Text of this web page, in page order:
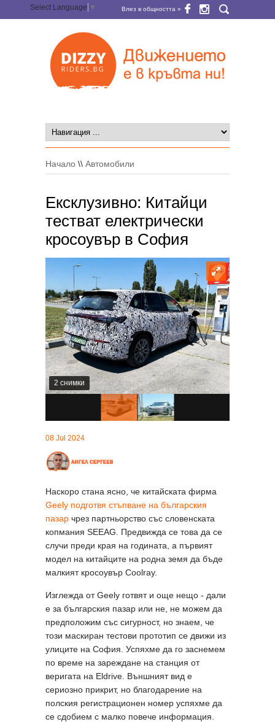
Select Language ▼ Влез в общността »
Начало \\ Автомобили
Ексклузивно: Китайци
тестват електрически
кросоувър в София
2 снимки
08 Jul 2024
Наскоро стана ясно, че китайската фирма
Geely подготвя стъпване на българския
пазар чрез партньорство със словенската
копмания SEEAG. Предвижда се това да се
случи преди края на годината, а първият
модел на китайците на родна земя да бъде
малкият кросоувър Coolray.
Изглежда от Geely готвят и още нещо - дали
е за българския пазар или не, не можем да
предположим със сигурност, но знаем, че
този маскиран тестови прототип се движи из
улиците на София. Успяхме да го заснемем
по време на зареждане на станция от
веригата на Еldrive. Външният вид е
сериозно прикрит, но благодарение на
полския регистрационен номер успяхме да
се сдобием с малко повече информация.